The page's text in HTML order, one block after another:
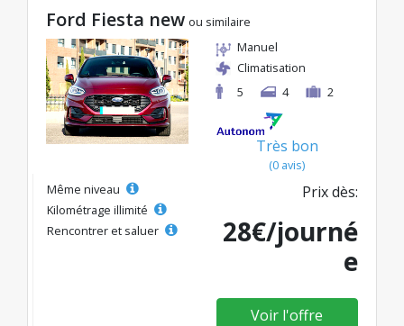
Ford Fiesta new ou similaire
Manuel
Climatisation
5
4 2
Très bon
(0 avis)
Même niveau
Kilométrage illimité
Rencontrer et saluer
Prix dès:
28€/journé
e
Voir l'offre